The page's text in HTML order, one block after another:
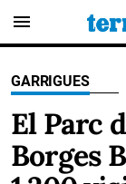
menu
GARRIGUES
El Parc
Borges